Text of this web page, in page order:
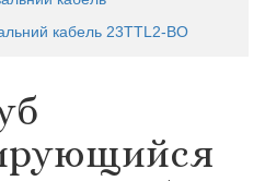
кабель 23TTL2-BO